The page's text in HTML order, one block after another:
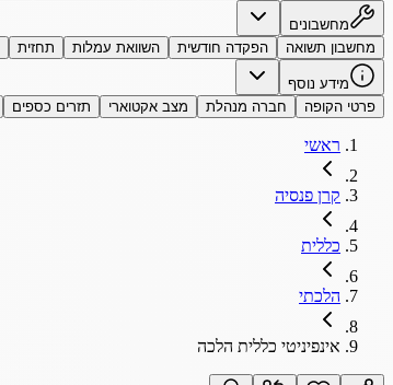
מחשבונים
מחשבון תשואה
הפקדה חודשית השוואת עמלות תחזית
מידע נוסף
פרטי הקופה
חברה מנהלת מצב אקטוארי תזרים כספים
ראשי
קרן פנסיה
כללית
הלכתי
אינפיניטי כללית הלכה